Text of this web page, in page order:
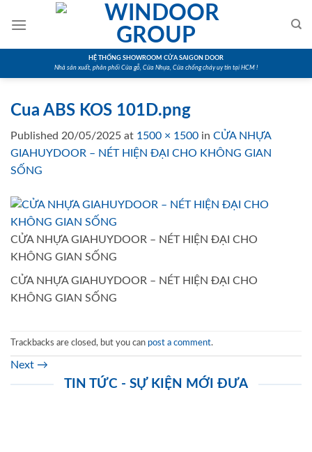
HỆ THỐNG SHOWROOM CỬA SAIGON DOOR
Nhà sản xuất, phân phối Cửa gỗ, Cửa Nhựa, Cửa chống cháy uy tín tại HCM !
Cua ABS KOS 101D.png
Published 20/05/2025 at 1500 × 1500 in CỬA NHỰA
GIAHUYDOOR – NÉT HIỆN ĐẠI CHO KHÔNG GIAN
SỐNG
CỬA NHỰA GIAHUYDOOR – NÉT HIỆN ĐẠI CHO
KHÔNG GIAN SỐNG
CỬA NHỰA GIAHUYDOOR – NÉT HIỆN ĐẠI CHO
KHÔNG GIAN SỐNG
Trackbacks are closed, but you can post a comment.
Next →
TIN TỨC - SỰ KIỆN MỚI ĐƯA